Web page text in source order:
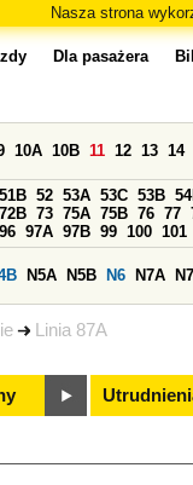
Nasza strona
Linia 87A
Dla pasażera
10A 10B 11 12 13 14
51B 52 53A 53C 53B
72B 73 75A 75B 76 77
96 97A 97B 99 100 101
N5A N5B N6 N7A